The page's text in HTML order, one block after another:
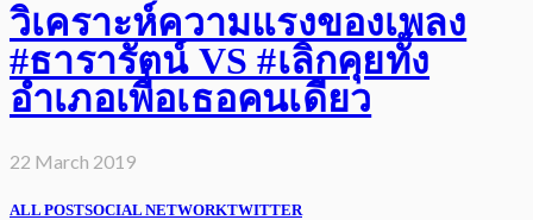
วิเคราะห์ความแรงของเพลง
#ธารารัตน์ VS #เลิกคุยทั้ง
อำเภอเพื่อเธอคนเดียว
22 March 2019
ALL POSTSOCIAL NETWORKTWITTER